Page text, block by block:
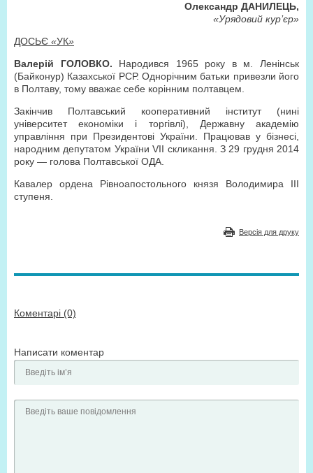
Олександр ДАНИЛЕЦЬ,
«Урядовий кур’єр»
ДОСЬЄ «УК»
Валерій ГОЛОВКО. Народився 1965 року в м. Ленінськ
(Байконур) Казахської РСР. Однорічним батьки привезли його
в Полтаву, тому вважає себе корінним полтавцем.
Закінчив Полтавський кооперативний інститут (нині
університет економіки і торгівлі), Державну академію
управління при Президентові України. Працював у бізнесі,
народним депутатом України VII скликання. З 29 грудня 2014
року — голова Полтавської ОДА.
Кавалер ордена Рівноапостольного князя Володимира III
ступеня.
Версія для друку
Коментарі (0)
Написати коментар